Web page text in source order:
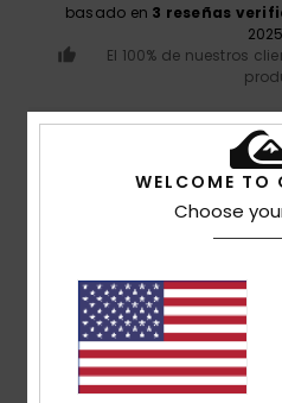
basado en 3 reseñas
2025
El 100% de nuestros
4.7
Talla
Demasiado pequeño
Demasiado grande
WELCOME TO
Choose